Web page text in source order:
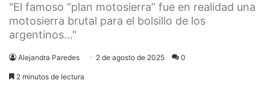
"El famoso “plan motosierra” fue en realidad una
motosierra brutal para el bolsillo de los
argentinos..."
Alejandra Paredes 2 de agosto de 2025 0
2 minutos de lectura